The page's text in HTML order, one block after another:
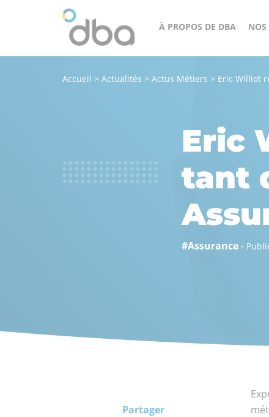
À PROPOS DE DBA
Un
structuré,
engagé
agile
service
tous
NOS
Accueil > Actualités > Actus Métiers > Eric Williot
Eric
tant
#Assurance-
Partager